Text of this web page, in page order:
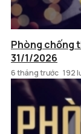
Phòng chống
31/1/2026
6 tháng trước 192